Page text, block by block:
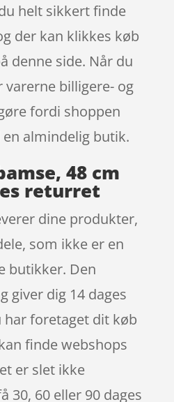
helt sikkert finde
der kan klikkes køb
denne side. Når du
billigere- og
fordi shoppen
almindelig butik.
48 cm
returret
dine produkter,
som ikke er en
butikker. Den
giver dig 14 dages
foretaget dit køb
finde webshops
er slet ikke
30, 60 eller 90 dages